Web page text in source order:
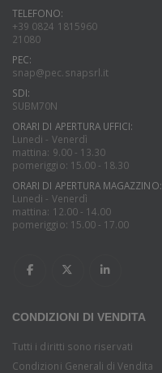
TELEFONO:
+39 0824 1815960
21080
PEC:
snap@pec.snapsrl.it
SDI:
SUBM70N
ORARI DI APERTURA UFFICI:
Lunedi - Venerdì
mattina: 9.00 - 13.30
pomeriggio: 15.00 - 18.30
ORARI DI APERTURA MAGAZZINO:
Lunedi - Venerdì
mattina: 12.00 - 14.00
pomeriggio: 15.00 - 17.00
CONDIZIONI DI VENDITA
Tutti i diritti sono riservati
Condizioni Generali di Vendita